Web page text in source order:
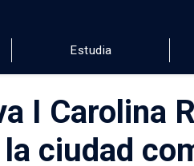
DISEÑO Y ESTUDIOS URBANOS
Estudia
I Carolina
ciudad